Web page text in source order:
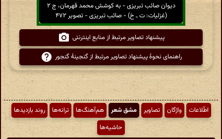
دیوان صائب تبریزی - به کوشش محمد قهرمان، ج ۲
(غزلیات: ت ـ خ) - صائب تبریزی - تصویر ۴۷۲
پیشنهاد تصاویر مرتبط از منابع اینترنتی
راهنمای نحوهٔ پیشنهاد تصاویر مرتبط از گنجینهٔ گنجور
اطّلاعات واژگان تصاویر مشق شعر هم‌آهنگ‌ها ترانه‌ها
روند بازدیدها
حاشیه‌ها